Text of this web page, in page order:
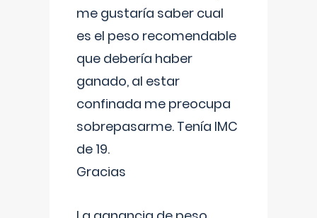
me gustaría saber cual
es el peso recomendable
que debería haber
ganado, al estar
confinada me preocupa
sobrepasarme. Tenía IMC
de 19.
Gracias